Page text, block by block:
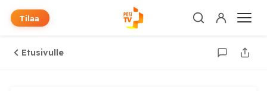
Tilaa
Etusivulle